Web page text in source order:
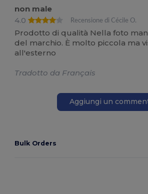
non male
4.0
Recensione di Cécile O.
Prodotto di qualità Nella foto
del marchio. È molto piccola ma
all'esterno
Tradotto da Français
Aggiungi un
Bulk Orders